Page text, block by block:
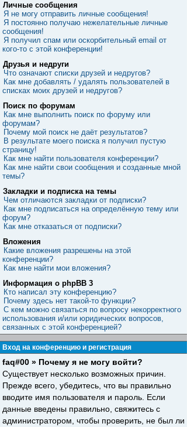
Личные сообщения
Я не могу отправить личные сообщения!
Я постоянно получаю нежелательные личные
сообщения!
Я получил спам или оскорбительный email от
кого-то с этой конференции!
Друзья и недруги
Что означают списки друзей и недругов?
Как мне добавлять / удалять пользователей в
списках моих друзей и недругов?
Поиск по форумам
Как мне выполнить поиск по форуму или
форумам?
Почему мой поиск не даёт результатов?
В результате моего поиска я получил пустую
страницу!
Как мне найти пользователя конференции?
Как мне найти свои сообщения и созданные мной
темы?
Закладки и подписка на темы
Чем отличаются закладки от подписки?
Как мне подписаться на определённую тему или
форум?
Как мне отказаться от подписки?
Вложения
Какие вложения разрешены на этой
конференции?
Как мне найти мои вложения?
Информация о phpBB 3
Кто написал эту конференцию?
Почему здесь нет такой-то функции?
С кем можно связаться по вопросу некорректного
использования и/или юридических вопросов,
связанных с этой конференцией?
Вход на конференцию и регистрация
faq#00 » Почему я не могу войти?
Существует несколько возможных причин.
Прежде всего, убедитесь, что вы правильно
вводите имя пользователя и пароль. Если
данные введены правильно, свяжитесь с
администратором, чтобы проверить, не был ли